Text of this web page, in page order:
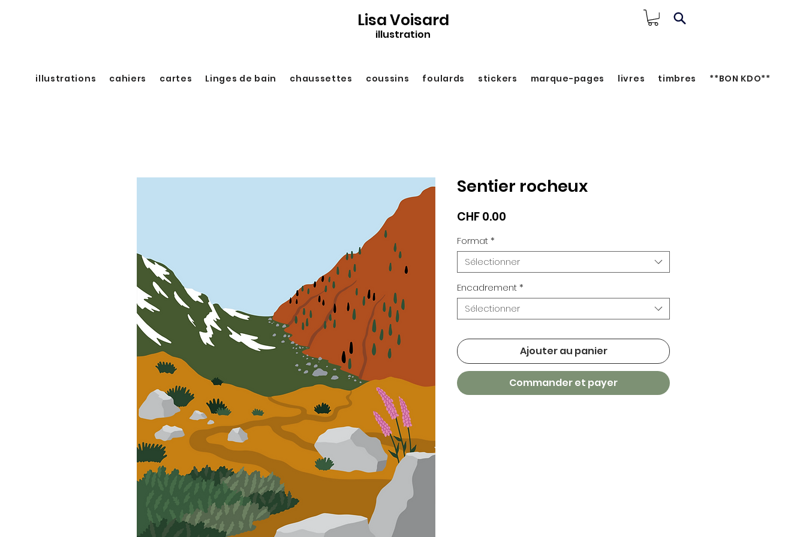
Lisa Voisard
illustration
illustrations cahiers cartes Linges de bain chaussettes coussins foulards stickers marque-pages livres timbres **BON KDO**
Sentier rocheux
CHF 0.00
Format*
Sélectionner
Encadrement*
Sélectionner
Ajouter au panier
Commander et payer